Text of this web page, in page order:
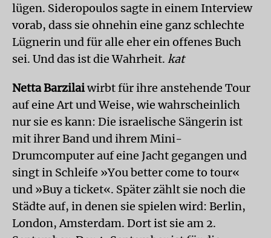
lügen. Sideropoulos sagte in einem Interview
vorab, dass sie ohnehin eine ganz schlechte
Lügnerin und für alle eher ein offenes Buch
sei. Und das ist die Wahrheit. kat
Netta Barzilaiwirbt für ihre anstehende Tour
auf eine Art und Weise, wie wahrscheinlich
nur sie es kann: Die israelische Sängerin ist
mit ihrer Band und ihrem Mini-
Drumcomputer auf eine Jacht gegangen und
singt in Schleife »You better come to tour«
und »Buy a ticket«. Später zählt sie noch die
Städte auf, in denen sie spielen wird: Berlin,
London, Amsterdam. Dort ist sie am 2.